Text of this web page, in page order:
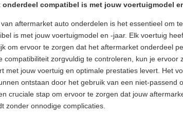
compatibel is met jouw voertuigmodel
aftermarket auto onderdelen is het essentieel om
is met jouw voertuigmodel en -jaar. Elk voertuig
om ervoor te zorgen dat het aftermarket onderdeel
compatibiliteit zorgvuldig te controleren, kun je ervoor
met jouw voertuig en optimale prestaties levert. Het
ontstaan ​​door het gebruik van een niet-passend
cruciale stap om ervoor te zorgen dat jouw
zonder onnodige complicaties.